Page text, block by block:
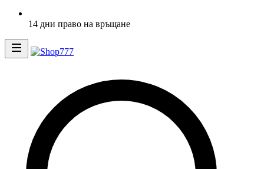
14 дни право на връщане